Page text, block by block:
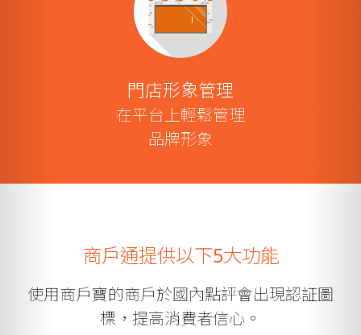
門店形象管理
在平台上輕鬆管理
品牌形象
商戶通提供以下5大功能
使用商戶寶的商戶於國內點評會出現認証圖
標，提高消費者信心。